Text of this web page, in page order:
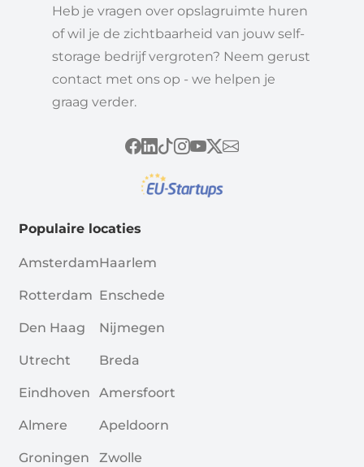
Heb je vragen over opslagruimte huren
of wil je de zichtbaarheid van jouw self-
storage bedrijf vergroten? Neem gerust
contact met ons op - we helpen je
graag verder.
Populaire locaties
Amsterdam
Rotterdam
Den Haag
Utrecht
Eindhoven
Almere
Groningen
Haarlem
Enschede
Nijmegen
Breda
Amersfoort
Apeldoorn
Zwolle